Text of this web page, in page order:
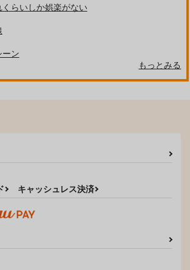
らいしか娯楽がない
ン
もっとみる
キャッシュレス決済